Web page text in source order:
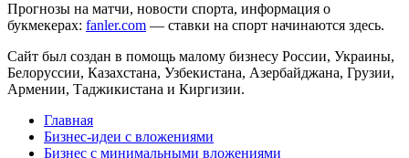
Прогнозы на матчи, новости спорта, информация о
букмекерах: fanler.com — ставки на спорт начинаются здесь.
Сайт был создан в помощь малому бизнесу России, Украины,
Белоруссии, Казахстана, Узбекистана, Азербайджана, Грузии,
Армении, Таджикистана и Киргизии.
Главная
Бизнес-идеи с вложениями
Бизнес с минимальными вложениями